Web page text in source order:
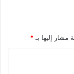
مشار إليها بـ *